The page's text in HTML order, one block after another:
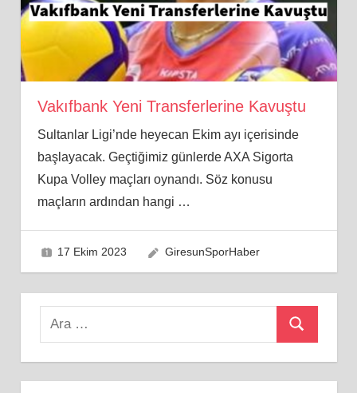
Vakıfbank Yeni Transferlerine Kavuştu
Sultanlar Ligi’nde heyecan Ekim ayı içerisinde
başlayacak. Geçtiğimiz günlerde AXA Sigorta
Kupa Volley maçları oynandı. Söz konusu
maçların ardından hangi …
17 Ekim 2023 GiresunSporHaber
Search
Ara